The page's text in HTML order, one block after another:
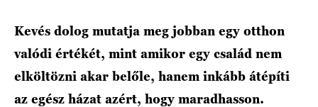
Kevés dolog mutatja meg jobban egy otthon
valódi értékét, mint amikor egy család nem
elköltözni akar belőle, hanem inkább átépíti
az egész házat azért, hogy maradhasson.